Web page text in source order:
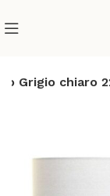
Grigio chiaro